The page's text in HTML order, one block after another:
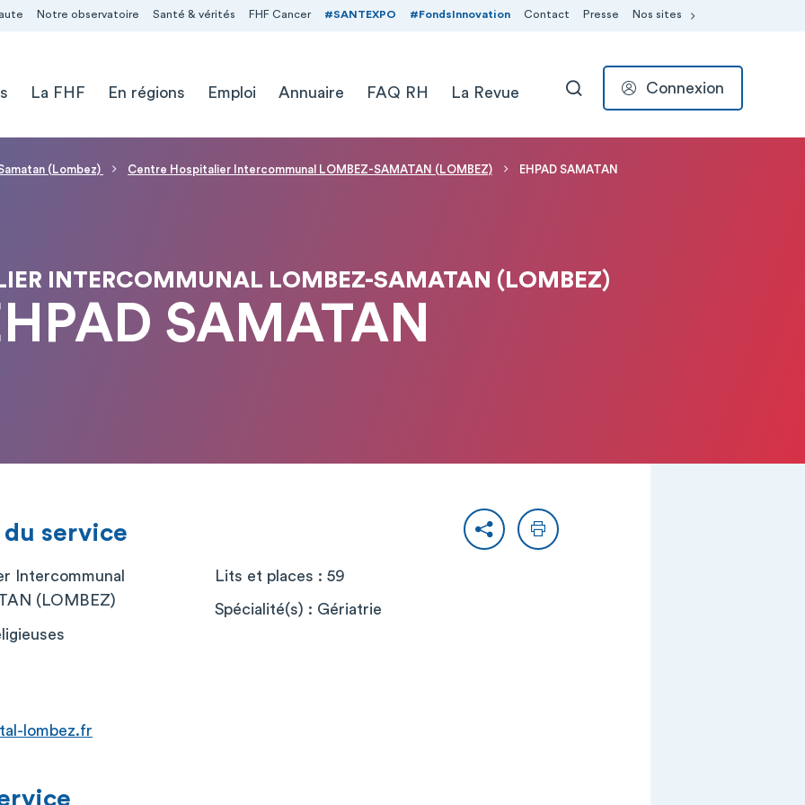
Notre observatoire Santé & vérités FHF Cancer #SANTEXPO #FondsInnovation Contact Presse Nos sites
La FHF En régions Emploi Annuaire FAQ RH La Revue RECHERCHER
Connexion
(Lombez) Centre Hospitalier Intercommunal LOMBEZ-SAMATAN (LOMBEZ) EHPAD SAMATAN
INTERCOMMUNAL LOMBEZ-SAMATAN (LOMBEZ)
SAMATAN
PartagerImprimer
service
Intercommunal
(LOMBEZ)
lombez.fr
Lits et places : 59
Spécialité(s) : Gériatrie